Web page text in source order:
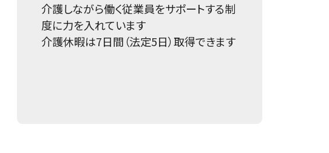
介護しながら働く従業員をサポートする制
度に力を入れています
介護休暇は7日間（法定5日）取得できます